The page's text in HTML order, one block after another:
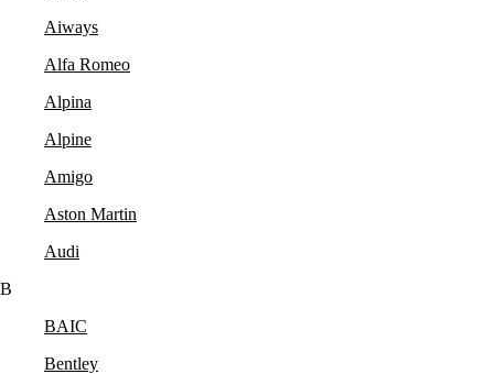
Aiways
Alfa Romeo
Alpina
Alpine
Amigo
Aston Martin
Audi
B
BAIC
Bentley